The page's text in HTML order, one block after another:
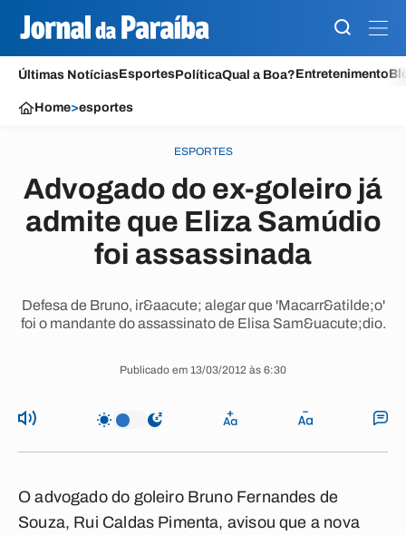
Últimas NotíciasEsportesPolíticaQual a Boa?Entretenimento
Home>esportes
ESPORTES
Advogado do ex-goleiro já
admite que Eliza Samúdio
foi assassinada
Defesa de Bruno, ir&aacute; alegar que 'Macarr&atilde;o'
foi o mandante do assassinato de Elisa Sam&uacute;dio.
Publicado em 13/03/2012 às 6:30
O advogado do goleiro Bruno Fernandes de
Souza, Rui Caldas Pimenta, avisou que a nova